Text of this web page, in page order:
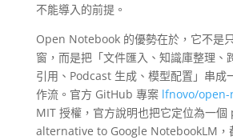
不能導入的前提。
Open Notebook 的優勢在於，它不是
窗，而是把「文件匯入、知識庫整理、
引用、Podcast 生成、模型配置」串成
作流。官方 GitHub 專案 lfnovo/open-
MIT 授權，官方說明也把它定位為一
alternative to Google NotebookLM，